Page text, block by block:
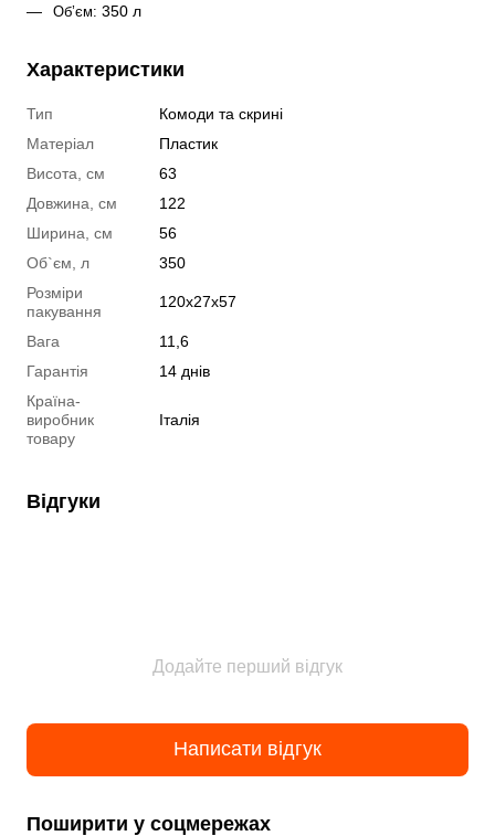
Об’єм: 350 л
Характеристики
Тип
Комоди та скрині
Матеріал
Пластик
Висота, см
63
Довжина, см
122
Ширина, см
56
Об`єм, л
350
Розміри
пакування
120х27х57
Вага
11,6
Гарантія
14 днів
Країна-
виробник
товару
Італія
Відгуки
Додайте перший відгук
Написати відгук
Поширити у соцмережах